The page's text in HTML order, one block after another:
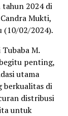
2024 di
Mukti,
(10/02/2024).
M.
penting,
utama
berkualitas di
distribusi
untuk